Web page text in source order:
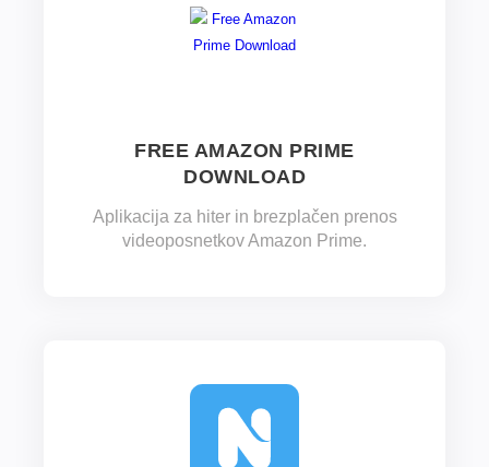
FREE AMAZON PRIME
DOWNLOAD
Aplikacija za hiter in brezplačen prenos
videoposnetkov Amazon Prime.